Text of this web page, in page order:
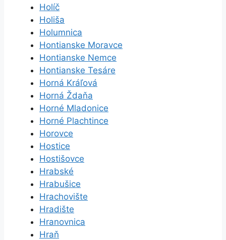
Holíč
Holiša
Holumnica
Hontianske Moravce
Hontianske Nemce
Hontianske Tesáre
Horná Kráľová
Horná Ždaňa
Horné Mladonice
Horné Plachtince
Horovce
Hostice
Hostišovce
Hrabské
Hrabušice
Hrachovište
Hradište
Hranovnica
Hraň